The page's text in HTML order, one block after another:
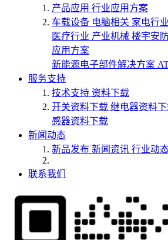
产品应用 行业应用方案
车载设备 电脑相关 家电行业
医疗行业 产业机械 楼宇安
应用方案
新能源电子部件解决方案
服务支持
技术支持 资料下载
开关资料下载 继电器资料
感器资料下载
新闻动态
新品发布 新闻资讯 行业动
联系我们